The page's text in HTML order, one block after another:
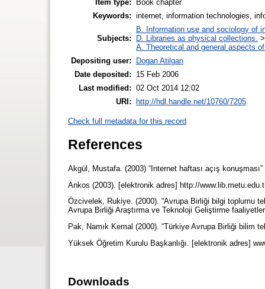
Item type:
Book chapter
Keywords: internet, information technologies,
Subjects:
B. Information use and sociology of
D. Libraries as physical collections.
A. Theoretical and general aspects
Depositing user:
Dogan Atilgan
Date deposited:
15 Feb 2006
Last modified: 02 Oct 2014 12:02
URI:
http://hdl.handle.net/10760/7205
Check full metadata for this record
References
Akgül, Mustafa. (2003) “Internet haftası açış
Ankos (2003). [elektronik adres] http://
Özcivelek, Rukiye. (2000). “Avrupa Birliği bilgi toplumu
Avrupa Birliği Araştırma ve Teknoloji Geliştirme
Pak, Namık Kemal (2000). “Türkiye Avrupa Birliği bilim
Yüksek Öğretim Kurulu Başkanlığı. [elektronik adres]
Downloads